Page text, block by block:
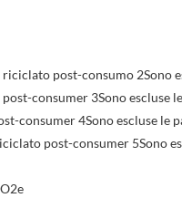
post-consumo 2Sono
consumer 3Sono escluse
consumer 4Sono escluse le
post-consumer 5Sono